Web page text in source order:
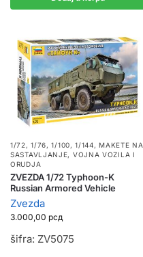
1/72, 1/76, 1/100, 1/144, MAKETE NA
SASTAVLJANJE, VOJNA VOZILA I
ORUDJA
ZVEZDA 1/72 Typhoon-K
Russian Armored Vehicle
Zvezda
3.000,00 рсд
šifra: ZV5075